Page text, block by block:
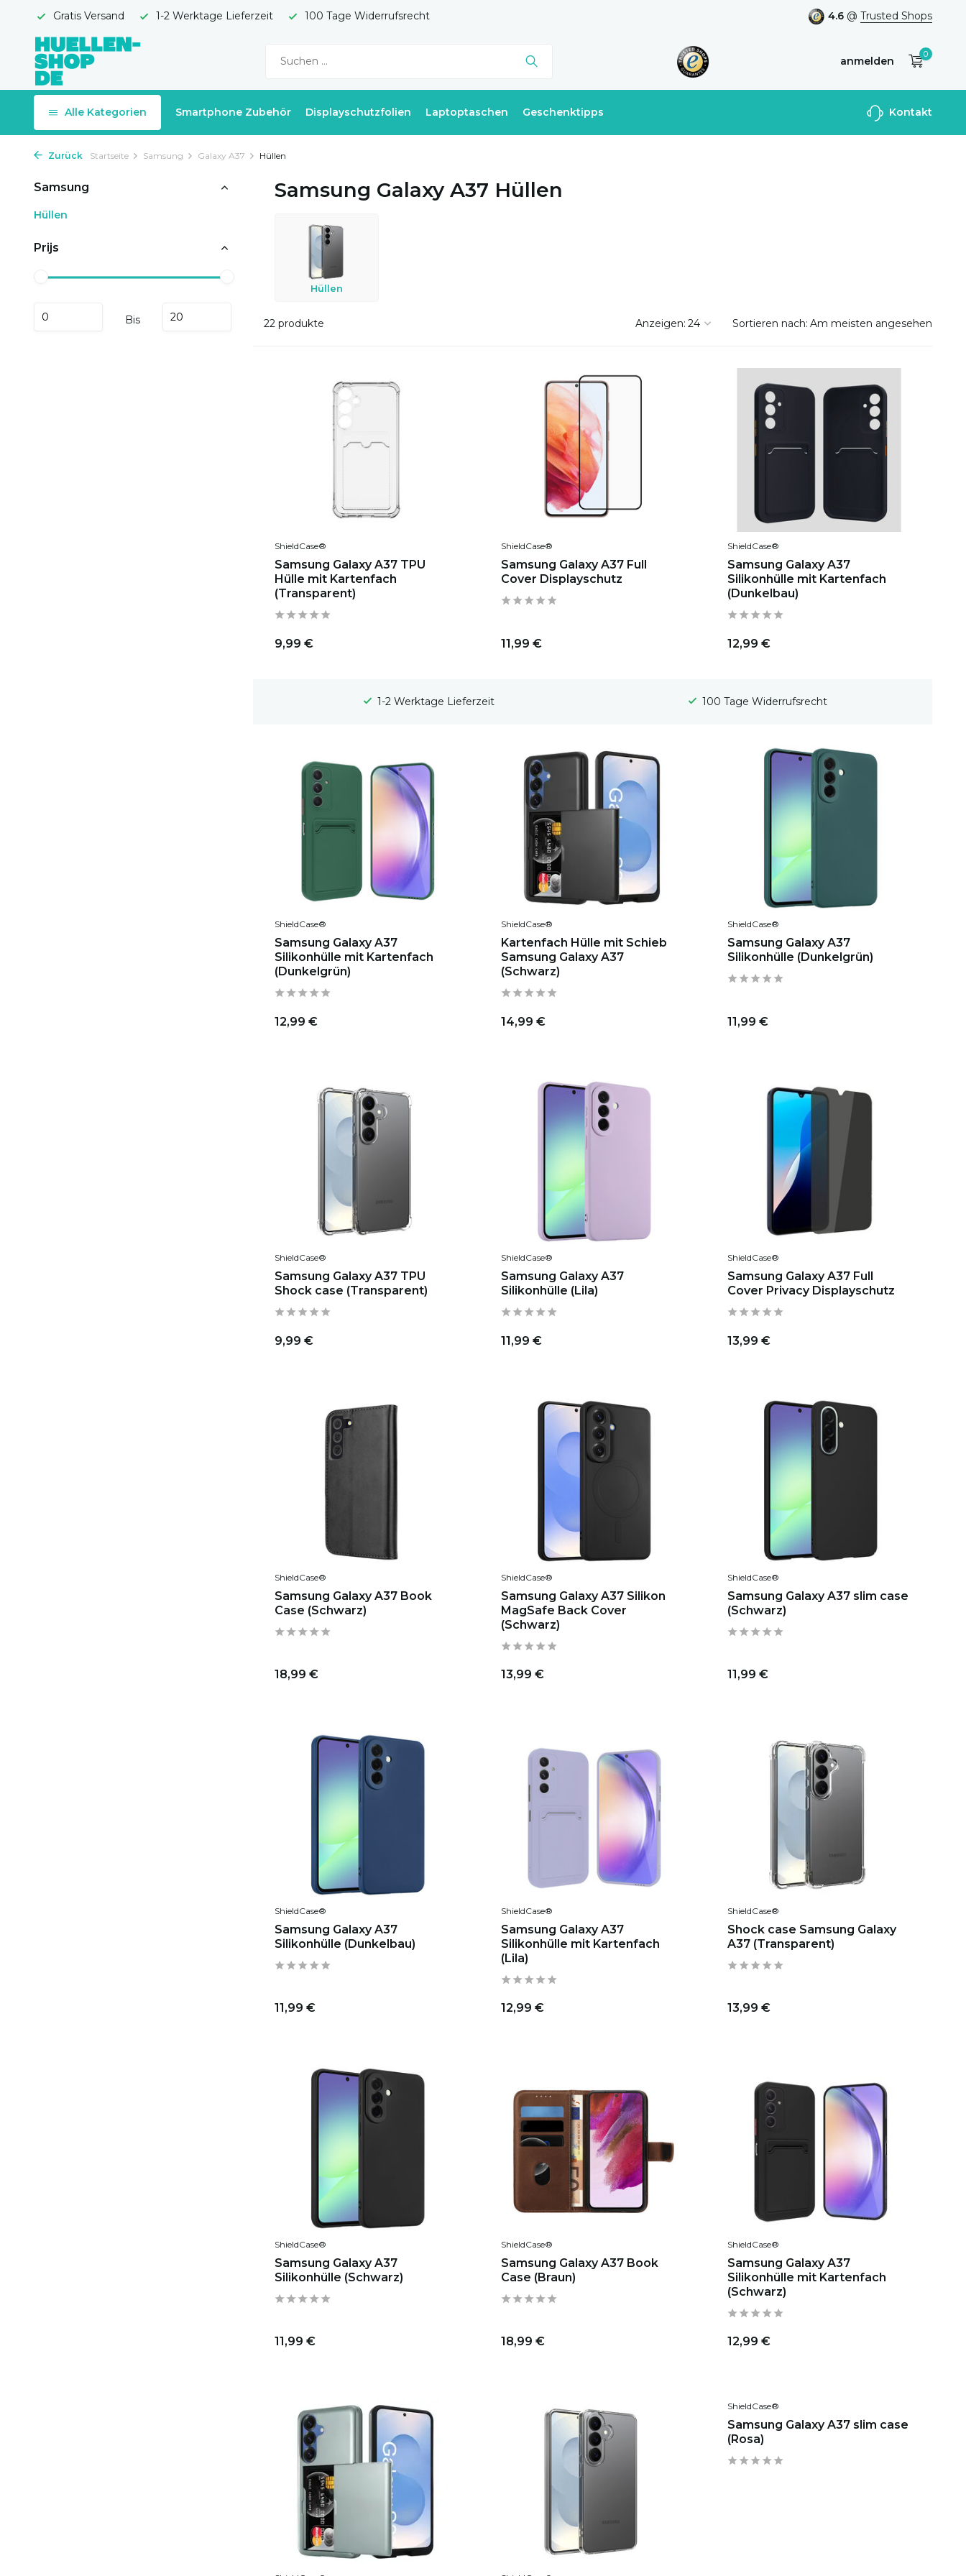
Gratis Versand 1-2 Werktage Lieferzeit 100 Tage Widerrufsrecht 4.6 @ Trusted Shops
anmelden
Benutzerkonto
0
Alle Kategorien Smartphone Zubehör Displayschutzfolien Laptoptaschen Geschenktipps Kontakt
Zurück Startseite Samsung Galaxy A37 Hüllen
Samsung
Hüllen
Prijs
Bis
Samsung Galaxy A37 Hüllen
Hüllen
22 produkte Anzeigen: Sortieren nach:
ShieldCase®
Samsung Galaxy A37 TPU
Hülle mit Kartenfach
(Transparent)
9,99 €
ShieldCase®
Samsung Galaxy A37 Full
Cover Displayschutz
11,99 €
ShieldCase®
Samsung Galaxy A37
Silikonhülle mit Kartenfach
(Dunkelbau)
12,99 €
100 Tage Widerrufsrecht Gratis Versand
ShieldCase®
Samsung Galaxy A37
Silikonhülle mit Kartenfach
(Dunkelgrün)
12,99 €
ShieldCase®
Kartenfach Hülle mit Schieb
Samsung Galaxy A37
(Schwarz)
14,99 €
ShieldCase®
Samsung Galaxy A37
Silikonhülle (Dunkelgrün)
11,99 €
ShieldCase®
Samsung Galaxy A37 TPU
Shock case (Transparent)
9,99 €
ShieldCase®
Samsung Galaxy A37
Silikonhülle (Lila)
11,99 €
ShieldCase®
Samsung Galaxy A37 Full
Cover Privacy Displayschutz
13,99 €
ShieldCase®
Samsung Galaxy A37 Book
Case (Schwarz)
18,99 €
ShieldCase®
Samsung Galaxy A37 Silikon
MagSafe Back Cover
(Schwarz)
13,99 €
ShieldCase®
Samsung Galaxy A37 slim case
(Schwarz)
11,99 €
ShieldCase®
Samsung Galaxy A37
Silikonhülle (Dunkelbau)
11,99 €
ShieldCase®
Samsung Galaxy A37
Silikonhülle mit Kartenfach
(Lila)
12,99 €
ShieldCase®
Shock case Samsung Galaxy
A37 (Transparent)
13,99 €
ShieldCase®
Samsung Galaxy A37
Silikonhülle (Schwarz)
11,99 €
ShieldCase®
Samsung Galaxy A37 Book
Case (Braun)
18,99 €
ShieldCase®
Samsung Galaxy A37
Silikonhülle mit Kartenfach
(Schwarz)
12,99 €
ShieldCase®
Samsung Galaxy A37 slim case
(Rosa)